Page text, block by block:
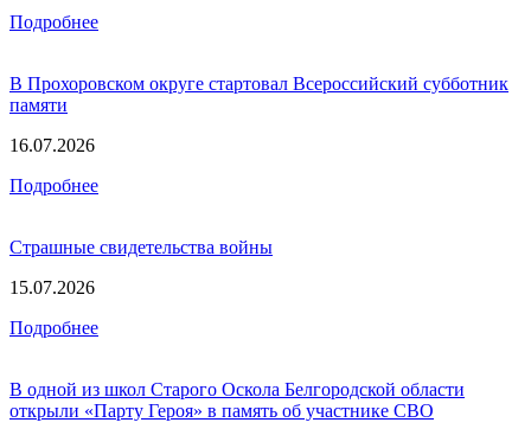
Подробнее
В Прохоровском округе стартовал Всероссийский субботник
памяти
16.07.2026
Подробнее
Страшные свидетельства войны
15.07.2026
Подробнее
В одной из школ Старого Оскола Белгородской области
открыли «Парту Героя» в память об участнике СВО